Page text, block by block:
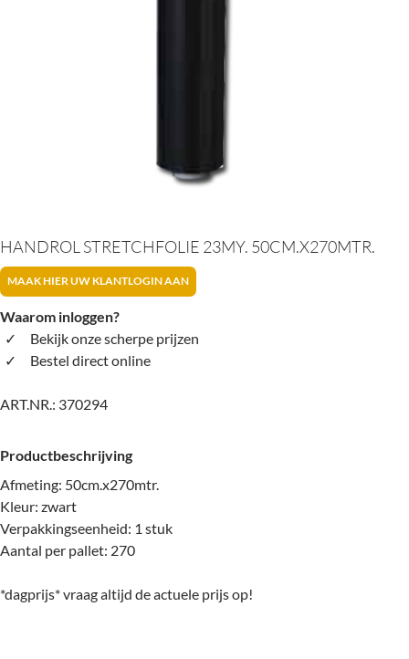
HANDROL STRETCHFOLIE 23MY. 50CM.X270MTR.
MAAK HIER UW KLANTLOGIN AAN
Waarom inloggen?
Bekijk onze scherpe prijzen
Bestel direct online
ART.NR.: 370294
Productbeschrijving
Afmeting: 50cm.x270mtr.
Kleur: zwart
Verpakkingseenheid: 1 stuk
Aantal per pallet: 270
*dagprijs* vraag altijd de actuele prijs op!